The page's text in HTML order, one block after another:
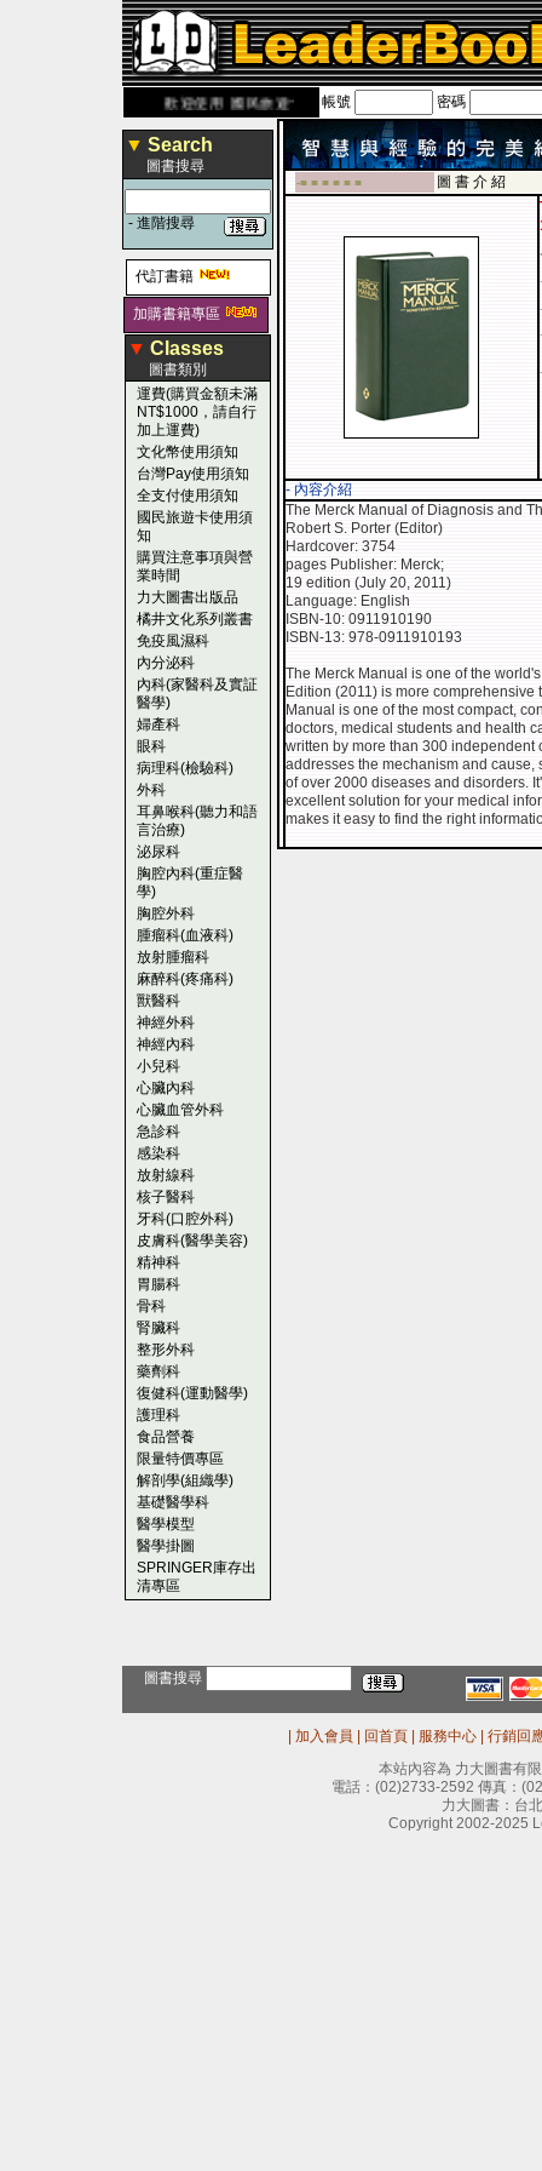
歡迎使用 國民旅遊卡！！ 帳號 密碼
▼ Search
圖書搜尋
- 進階搜尋
代訂書籍
加購書籍專區
▼ Classes
圖書類別
運費(購買金額未滿
NT$1000，請自行
加上運費)
文化幣使用須知
台灣Pay使用須知
全支付使用須知
國民旅遊卡使用須
知
購買注意事項與營
業時間
力大圖書出版品
橘井文化系列叢書
免疫風濕科
內分泌科
內科(家醫科及實証
醫學)
婦產科
眼科
病理科(檢驗科)
外科
耳鼻喉科(聽力和語
言治療)
泌尿科
胸腔內科(重症醫
學)
胸腔外科
腫瘤科(血液科)
放射腫瘤科
麻醉科(疼痛科)
獸醫科
神經外科
神經內科
小兒科
心臟內科
心臟血管外科
急診科
感染科
放射線科
核子醫科
牙科(口腔外科)
皮膚科(醫學美容)
精神科
胃腸科
骨科
腎臟科
整形外科
藥劑科
復健科(運動醫學)
護理科
食品營養
限量特價專區
解剖學(組織學)
基礎醫學科
醫學模型
醫學掛圖
SPRINGER庫存出
清專區
-■ ■ ■ ■ ■ ■
圖 書 介 紹
- 內容介紹
The Merck Manual of Diagnosis and
Robert S. Porter (Editor)
Hardcover: 3754
pages Publisher: Merck;
19 edition (July 20, 2011)
Language: English
ISBN-10: 0911910190
ISBN-13: 978-0911910193
The Merck Manual is one of the
Edition (2011) is more
Manual is one of the most compact,
doctors, medical students and health
written by more than 300 independent
addresses the mechanism and
of over 2000 diseases and disorders.
excellent solution for your medical
makes it easy to find the right
圖書搜尋
加入會員 回首頁 服務中心
行銷回
本站內容為 力大圖書有
電話： (02)2733-2592 傳真：
力大圖書：台
Copyright 2002-2025